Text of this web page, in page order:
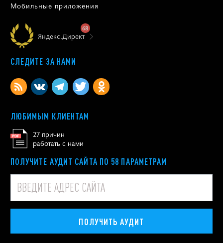
Мобильные приложения
Яндекс.Директ
68
СЛЕДИТЕ ЗА НАМИ
ЛЮБИМЫМ КЛИЕНТАМ
27 причин
работать с нами
ПОЛУЧИТЕ АУДИТ САЙТА ПО 58 ПАРАМЕТРАМ
ПОЛУЧИТЬ АУДИТ